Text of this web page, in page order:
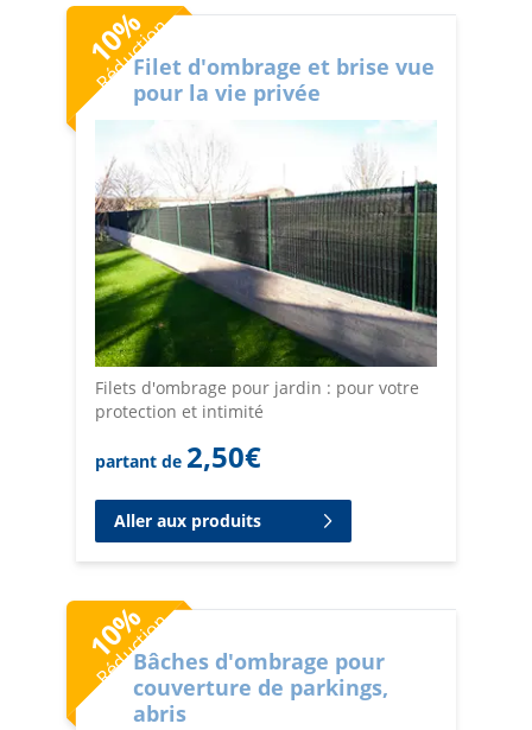
10
%
RéductionFilet d'ombrage et brise vue
pour la vie privée
Filets d'ombrage pour jardin : pour votre
protection et intimité
partant de 2,50€
Aller aux produits
10
%
RéductionBâches d'ombrage pour
couverture de parkings,
abris